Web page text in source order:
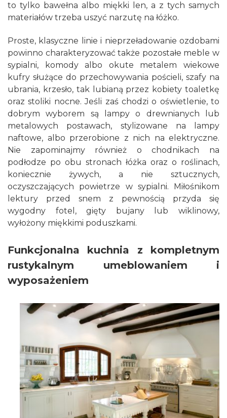
to tylko bawełna albo miękki len, a z tych samych
materiałów trzeba uszyć narzutę na łóżko.
Proste, klasyczne linie i nieprzeładowanie ozdobami
powinno charakteryzować także pozostałe meble w
sypialni, komody albo okute metalem wiekowe
kufry służące do przechowywania pościeli, szafy na
ubrania, krzesło, tak lubianą przez kobiety toaletkę
oraz stoliki nocne. Jeśli zaś chodzi o oświetlenie, to
dobrym wyborem są lampy o drewnianych lub
metalowych postawach, stylizowane na lampy
naftowe, albo przerobione z nich na elektryczne.
Nie zapominajmy również o chodnikach na
podłodze po obu stronach łóżka oraz o roślinach,
koniecznie żywych, a nie sztucznych,
oczyszczających powietrze w sypialni. Miłośnikom
lektury przed snem z pewnością przyda się
wygodny fotel, gięty bujany lub wiklinowy,
wyłożony miękkimi poduszkami.
Funkcjonalna kuchnia z kompletnym
rustykalnym umeblowaniem i
wyposażeniem